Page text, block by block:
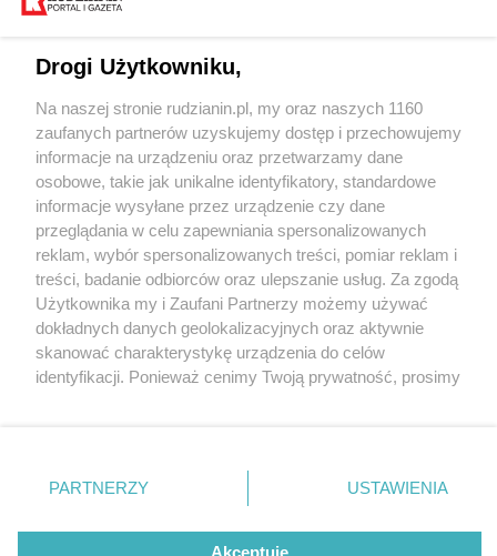
fot:
Ruszył rok szkolny. Mieszkańcy apelują do władz
Rudy Śląskiej
Przejscie halemba5
Wydawca mediów
Nie zapomnij
zapoznać się z:
polityką prywatności regulamin korzystania z portali
Twojemiasto
Piekary Śląskie
Chorzów
Tarnowskie Góry
Gliwice
Skontakuj sięz nami
Kontakt
Wydawca
Redakcja
Drogi Użytkowniku,
Na naszej stronie rudzianin.pl, my oraz naszych 1160
zaufanych partnerów uzyskujemy dostęp i przechowujemy
informacje na urządzeniu oraz przetwarzamy dane
osobowe, takie jak unikalne identyfikatory, standardowe
informacje wysyłane przez urządzenie czy dane
przeglądania w celu zapewniania spersonalizowanych
reklam, wybór spersonalizowanych treści, pomiar reklam i
treści, badanie odbiorców oraz ulepszanie usług. Za zgodą
Użytkownika my i Zaufani Partnerzy możemy używać
dokładnych danych geolokalizacyjnych oraz aktywnie
skanować charakterystykę urządzenia do celów
identyfikacji. Ponieważ cenimy Twoją prywatność, prosimy
prywatności znajdujący się w lewym dolnym rogu strony
. Niektóre rodzaje przetwarzania danych nie wymagają
zgody użytkownika, ale masz prawo sprzeciwić się
takiemu przetwarzaniu. Preferencje będą miały
PARTNERZY USTAWIENIA
Akceptuję